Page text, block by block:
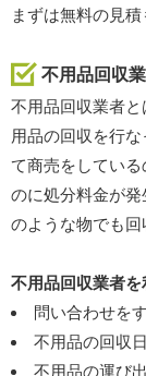
まずは無料の見
不用品回収
不用品回収業者
用品の回収を行
て商売をしてい
のに処分料金が
のような物でも回
不用品回収業者
問い合わせを
不用品の回収
不用品の運び